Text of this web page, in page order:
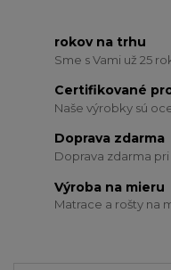
rokov na trhu
Sme s Vami už 25
Certifikované
Naše výrobky sú
Doprava zdarma
Doprava zdarma
Výroba na mieru
Matrace a rošty na